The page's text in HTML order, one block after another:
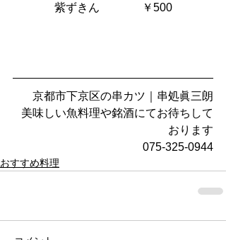
紫ずきん               ￥500
京都市下京区の串カツ｜串処眞三朗
美味しい魚料理や銘酒にてお待ちして
おります
075-325-0944
おすすめ料理